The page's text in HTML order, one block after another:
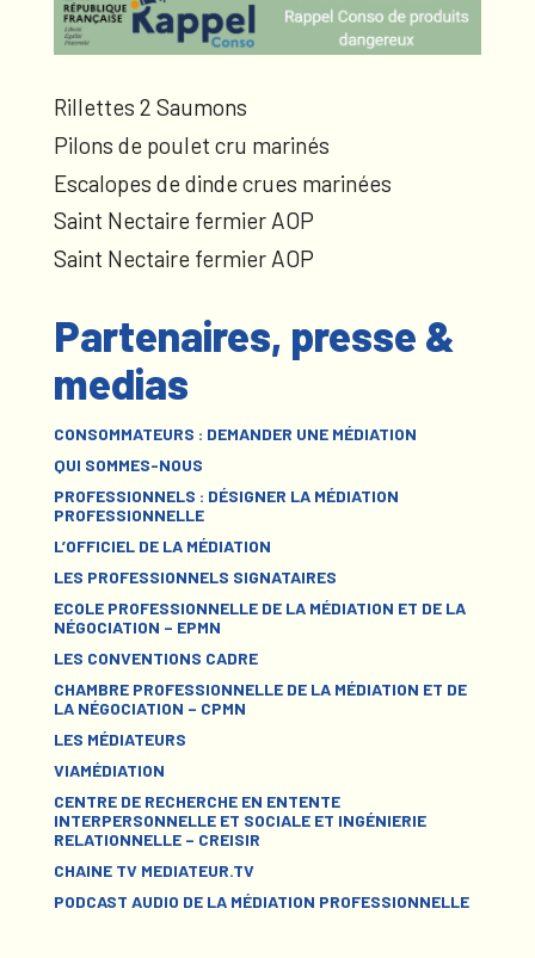
Rillettes 2 Saumons
Pilons de poulet cru marinés
Escalopes de dinde crues marinées
Saint Nectaire fermier AOP
Saint Nectaire fermier AOP
Partenaires, presse &
medias
CONSOMMATEURS : DEMANDER UNE MÉDIATION
QUI SOMMES-NOUS
PROFESSIONNELS : DÉSIGNER LA MÉDIATION
PROFESSIONNELLE
L’OFFICIEL DE LA MÉDIATION
LES PROFESSIONNELS SIGNATAIRES
ECOLE PROFESSIONNELLE DE LA MÉDIATION ET DE LA
NÉGOCIATION – EPMN
LES CONVENTIONS CADRE
CHAMBRE PROFESSIONNELLE DE LA MÉDIATION ET DE
LA NÉGOCIATION – CPMN
LES MÉDIATEURS
VIAMÉDIATION
CENTRE DE RECHERCHE EN ENTENTE
INTERPERSONNELLE ET SOCIALE ET INGÉNIERIE
RELATIONNELLE – CREISIR
CHAINE TV MEDIATEUR.TV
PODCAST AUDIO DE LA MÉDIATION PROFESSIONNELLE